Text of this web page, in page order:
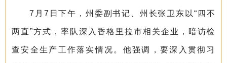
7月7日下午，州委副书记、州长张卫东以“四不
两直”方式，率队深入香格里拉市相关企业，暗访检
查安全生产工作落实情况。他强调，要深入贯彻习